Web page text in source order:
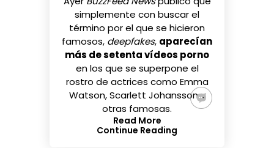
simplemente con buscar el
término por el que se hicieron
famosos, deepfakes, aparecían
más de setenta vídeos porno
en los que se superpone el
rostro de actrices como Emma
Watson, Scarlett Johansson y
otras famosas.
Read More
Continue Reading